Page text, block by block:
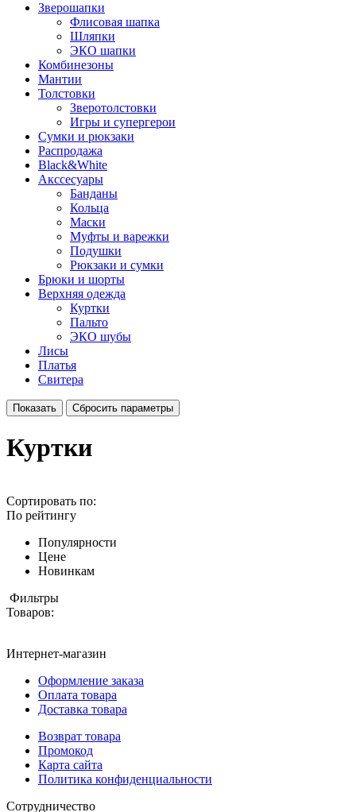
Зверошапки
Флисовая шапка
Шляпки
ЭКО шапки
Комбинезоны
Мантии
Толстовки
Зверотолстовки
Игры и супергерои
Сумки и рюкзаки
Распродажа
Black&White
Акссесуары
Банданы
Кольца
Маски
Муфты и варежки
Подушки
Рюкзаки и сумки
Брюки и шорты
Верхняя одежда
Куртки
Пальто
ЭКО шубы
Лисы
Платья
Свитера
Куртки
Сортировать по:
По рейтингу
Популярности
Цене
Новинкам
Фильтры
Товаров:
Интернет-магазин
Оформление заказа
Оплата товара
Доставка товара
Возврат товара
Промокод
Карта сайта
Политика конфиденциальности
Сотрудничество